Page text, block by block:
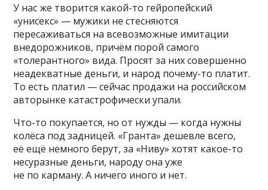
У нас же творится какой-то гейропейский
«унисекс» — мужики не стесняются
пересаживаться на всевозможные имитации
внедорожников, причём порой самого
«толерантного» вида. Просят за них совершенно
неадекватные деньги, и народ почему-то платит.
То есть платил — сейчас продажи на российском
авторынке катастрофически упали.
Что-то покупается, но от нужды — когда нужны
колёса под задницей. «Гранта» дешевле всего,
её ещё немного берут, за «Ниву» хотят какое-то
несуразные деньги, народу она уже
не по карману. А ничего иного и нет.